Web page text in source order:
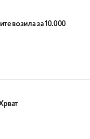
возила за 10.000